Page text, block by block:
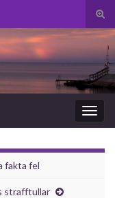
Slå
på/
Slå
på/av
fakta fel
strafftullar